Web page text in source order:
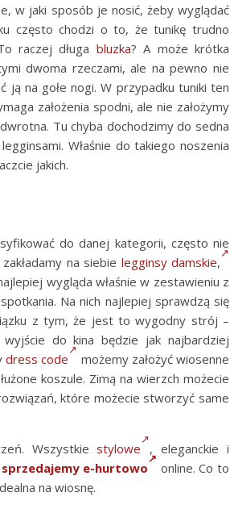
w jaki sposób je nosić, żeby wyglądać
często chodzi o to, że tunikę trudno
raczej długa bluzka? A może krótka
dwoma rzeczami, ale na pewno nie
ją na gołe nogi. W przypadku tuniki ten
założenia spodni, ale nie założymy
Tu chyba dochodzimy do sedna
Właśnie do takiego noszenia
jakich.
do danej kategorii, często nie
na siebie legginsy damskie,
wygląda właśnie w zestawieniu z
Na nich najlepiej sprawdzą się
z tym, że jest to wygodny strój –
do kina będzie jak najbardziej
dress code
możemy założyć wiosenne
koszule. Zimą na wierzch możecie
które możecie stworzyć same
Wszystkiestylowe
, eleganckie i
sprzedajemy e-hurtowo
online. Co to
na wiosnę.